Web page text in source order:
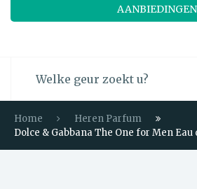
AANBIEDINGEN
Home
Heren Parfum
Dolce & Gabbana The One for Men